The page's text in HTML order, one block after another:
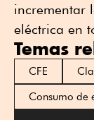
incrementar
eléctrica en
Temas
CFE
Consumo de